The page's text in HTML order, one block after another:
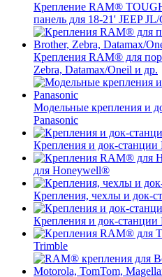
Крепление RAM®
панель для 18-21' JEEP
Крепления RAM® для
Zebra, Datamax/Oneil и др.
Модельные крепления и
Panasonic
Крепления и док-
для Honeywell®
Крепления, чехлы и док-
Крепления и док-
Trimble